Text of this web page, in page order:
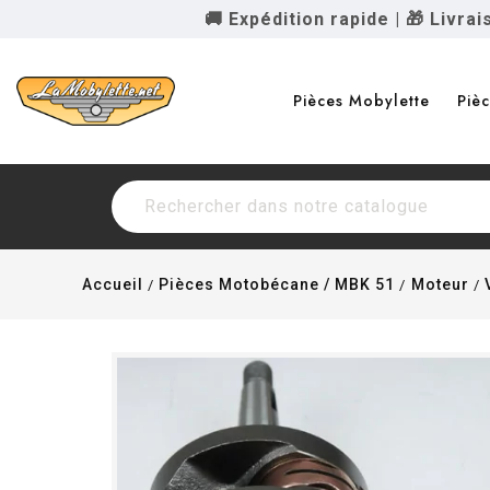
🚚 Expédition rapide | 🎁
Pièces Mobylette
Accueil Pièces Motobécane / MBK 51 Moteur